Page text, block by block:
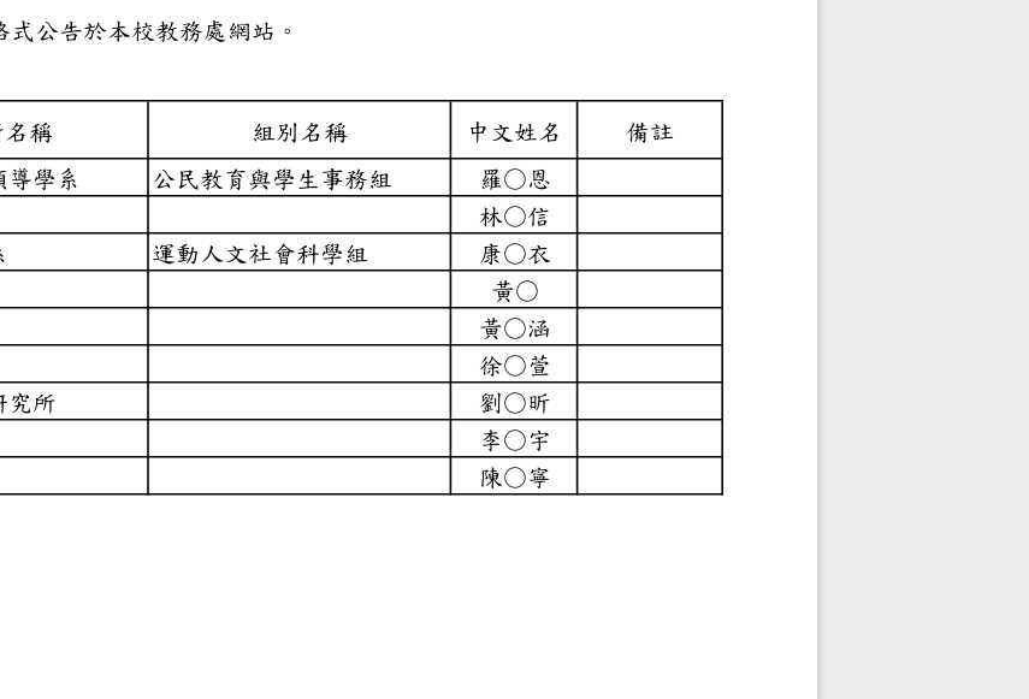
所名稱 組別名稱 中文姓名備註
與活動領導學系
公民教育與學生事務組
羅○恩
林○信
科學系運動人文社會科學組
康○衣
系 黃○
系 黃○涵
系 徐○萱
策略研究所 劉○昕
究所 李○宇
究所 陳○寧
如下：
及需用表件格式公告於本校教務處網站。